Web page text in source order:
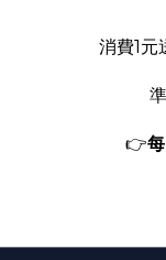
消費1元
👉